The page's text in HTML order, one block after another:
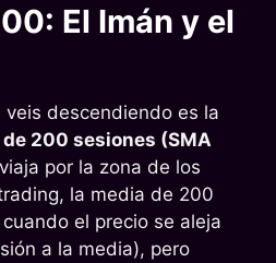
El Imán y el
veis descendiendo es la
200 sesiones (SMA
por la zona de los
la media de 200
el precio se aleja
a la media), pero